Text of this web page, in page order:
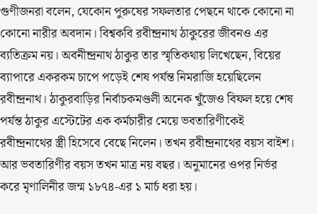
গুণীজনরা বলেন, যেকোন পুরুষের সফলতার পেছনে থাকে কোনো না
কোনো নারীর অবদান। বিশ্বকবি রবীন্দ্রনাথ ঠাকুরের জীবনও এর
ব্যতিক্রম নয়। অবনীন্দ্রনাথ ঠাকুর তার স্মৃতিকথায় লিখেছেন, বিয়ের
ব্যাপারে একরকম চাপে পড়েই শেষ পর্যন্ত নিমরাজি হয়েছিলেন
রবীন্দ্রনাথ। ঠাকুরবাড়ির নির্বাচকমণ্ডলী অনেক খুঁজেও বিফল হয়ে শেষ
পর্যন্ত ঠাকুর এস্টেটের এক কর্মচারীর মেয়ে ভবতারিণীকেই
রবীন্দ্রনাথের স্ত্রী হিসেবে বেছে নিলেন। তখন রবীন্দ্রনাথের বয়স বাইশ।
আর ভবতারিণীর বয়স তখন মাত্র নয় বছর। অনুমানের ওপর নির্ভর
করে মৃণালিনীর জন্ম ১৮৭৪-এর ১ মার্চ ধরা হয়।